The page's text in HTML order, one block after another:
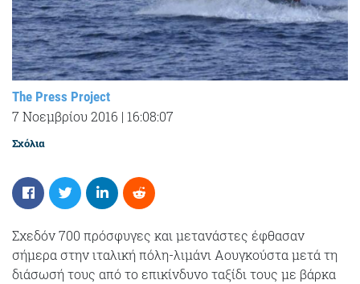
The Press Project
7 Νοεμβρίου 2016 | 16:08:07
Σχόλια
Σχεδόν 700 πρόσφυγες και μετανάστες έφθασαν
σήμερα στην ιταλική πόλη-λιμάνι Αουγκούστα μετά τη
διάσωσή τους από το επικίνδυνο ταξίδι τους με βάρκα